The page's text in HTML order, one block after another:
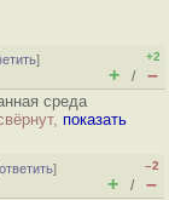
]
+2
+ / –
среда
показать
ответить]
–2
+ / –